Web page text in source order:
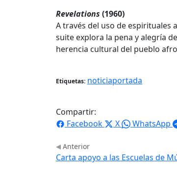
Revelations (1960)
A través del uso de espirituales
suite explora la pena y alegría
herencia cultural del pueblo
Etiquetas: noticiaportada
Compartir:
Facebook
X WhatsApp
Anterior
Carta apoyo a las Escuelas de